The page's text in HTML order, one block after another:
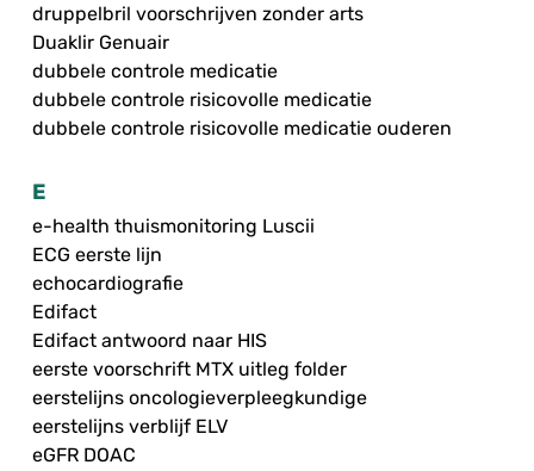
druppelbril voorschrijven zonder arts
Duaklir Genuair
dubbele controle medicatie
dubbele controle risicovolle medicatie
dubbele controle risicovolle medicatie ouderen
E
e-health thuismonitoring Luscii
ECG eerste lijn
echocardiografie
Edifact
Edifact antwoord naar HIS
eerste voorschrift MTX uitleg folder
eerstelijns oncologieverpleegkundige
eerstelijns verblijf ELV
eGFR DOAC